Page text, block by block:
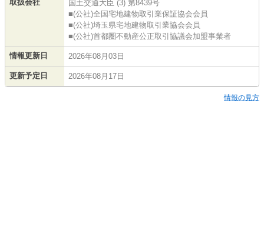
取扱会社
国土交通大臣 (3) 第8439号
■(公社)全国宅地建物取引業保証協会会員
■(公社)埼玉県宅地建物取引業協会会員
■(公社)首都圏不動産公正取引協議会加盟事業者
情報更新日 2026年08月03日
更新予定日 2026年08月17日
情報の見方